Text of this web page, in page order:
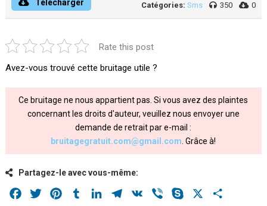
Télécharger Catégories: Sms 350 0
Rate this post
Avez-vous trouvé cette bruitage utile ?
Ce bruitage ne nous appartient pas. Si vous avez des plaintes
concernant les droits d'auteur, veuillez nous envoyer une
demande de retrait par e-mail :
bruitagegratuit.com@gmail.com . Grâce à!
Partagez-le avec vous-même:
Facebook
Twitter PinterestTumblrLinkedInTelegram
VK Viber Skype